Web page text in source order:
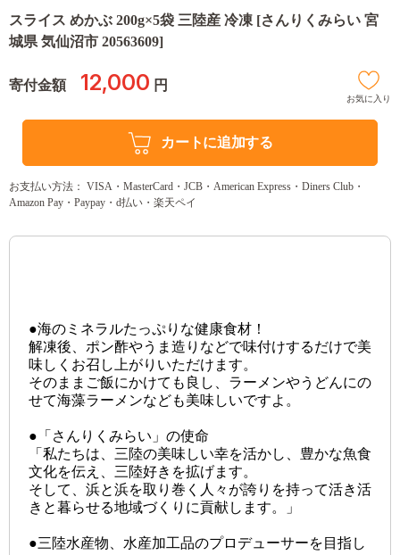
スライス めかぶ 200g×5袋 三陸産 冷凍 [さんりくみらい 宮
城県 気仙沼市 20563609]
寄付金額 12,000 円
お気に入り
カートに追加する
お支払い方法： VISA・MasterCard・JCB・American Express・Diners Club・
Amazon Pay・Paypay・d払い・楽天ペイ
●海のミネラルたっぷりな健康食材！
解凍後、ポン酢やうま造りなどで味付けするだけで美
味しくお召し上がりいただけます。
そのままご飯にかけても良し、ラーメンやうどんにの
せて海藻ラーメンなども美味しいですよ。
●「さんりくみらい」の使命
「私たちは、三陸の美味しい幸を活かし、豊かな魚食
文化を伝え、三陸好きを拡げます。
そして、浜と浜を取り巻く人々が誇りを持って活き活
きと暮らせる地域づくりに貢献します。」
●三陸水産物、水産加工品のプロデューサーを目指し